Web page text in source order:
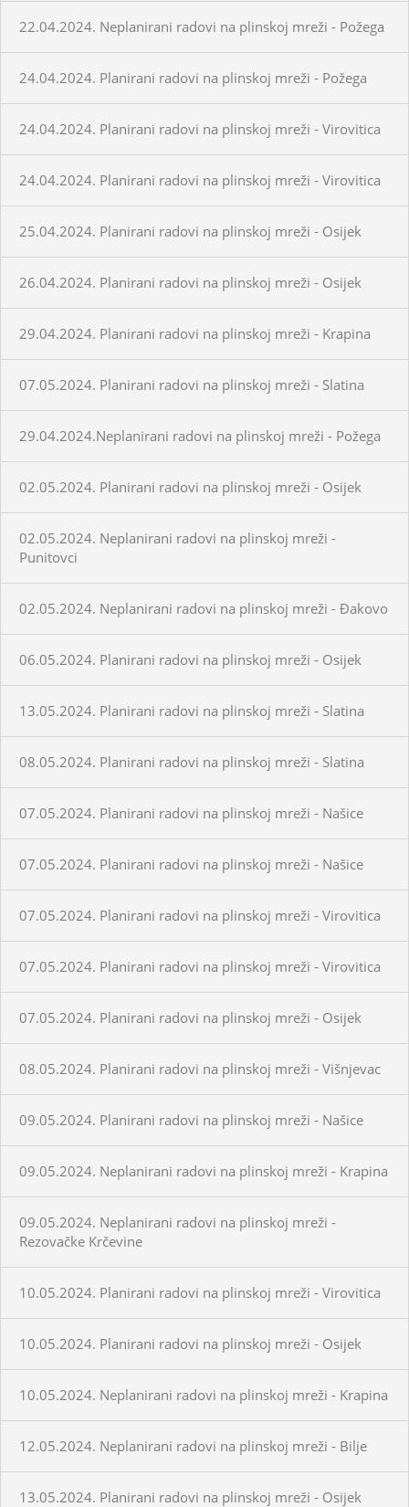
22.04.2024. Neplanirani radovi na plinskoj mreži - Požega
24.04.2024. Planirani radovi na plinskoj mreži - Požega
24.04.2024. Planirani radovi na plinskoj mreži - Virovitica
24.04.2024. Planirani radovi na plinskoj mreži - Virovitica
25.04.2024. Planirani radovi na plinskoj mreži - Osijek
26.04.2024. Planirani radovi na plinskoj mreži - Osijek
29.04.2024. Planirani radovi na plinskoj mreži - Krapina
07.05.2024. Planirani radovi na plinskoj mreži - Slatina
29.04.2024.Neplanirani radovi na plinskoj mreži - Požega
02.05.2024. Planirani radovi na plinskoj mreži - Osijek
02.05.2024. Neplanirani radovi na plinskoj mreži -
Punitovci
02.05.2024. Neplanirani radovi na plinskoj mreži - Đakovo
06.05.2024. Planirani radovi na plinskoj mreži - Osijek
13.05.2024. Planirani radovi na plinskoj mreži - Slatina
08.05.2024. Planirani radovi na plinskoj mreži - Slatina
07.05.2024. Planirani radovi na plinskoj mreži - Našice
07.05.2024. Planirani radovi na plinskoj mreži - Našice
07.05.2024. Planirani radovi na plinskoj mreži - Virovitica
07.05.2024. Planirani radovi na plinskoj mreži - Virovitica
07.05.2024. Planirani radovi na plinskoj mreži - Osijek
08.05.2024. Planirani radovi na plinskoj mreži - Višnjevac
09.05.2024. Planirani radovi na plinskoj mreži - Našice
09.05.2024. Neplanirani radovi na plinskoj mreži - Krapina
09.05.2024. Neplanirani radovi na plinskoj mreži -
Rezovačke Krčevine
10.05.2024. Planirani radovi na plinskoj mreži - Virovitica
10.05.2024. Planirani radovi na plinskoj mreži - Osijek
10.05.2024. Neplanirani radovi na plinskoj mreži - Krapina
12.05.2024. Neplanirani radovi na plinskoj mreži - Bilje
13.05.2024. Planirani radovi na plinskoj mreži - Osijek